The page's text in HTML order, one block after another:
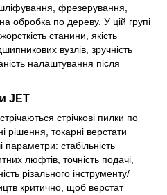
фрезерування,
обробка по дереву. У цій групі
станини, якість
вузлів, зручність
налаштування після
JET
стрічкові пилки по
рішення, токарні верстати
параметри: стабільність
люфтів, точність подачі,
різального інструменту/
критично, щоб верстат